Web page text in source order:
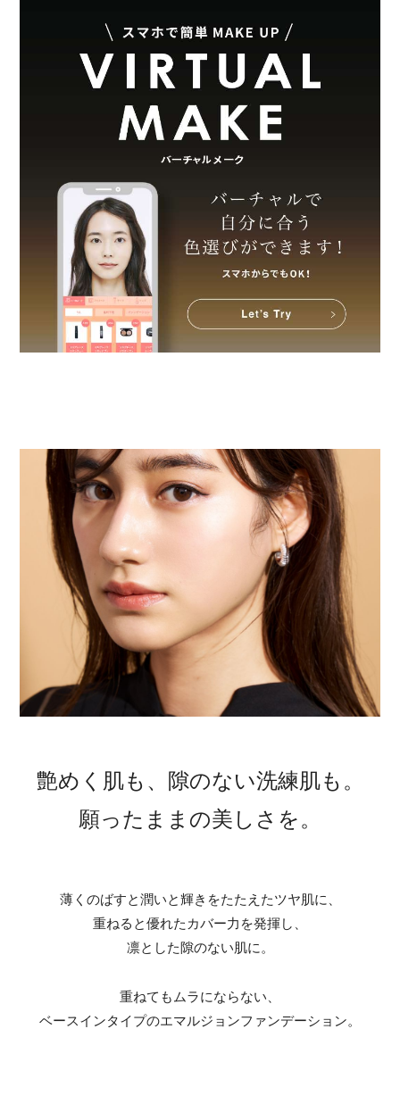
艶めく肌も、 隙のない洗練肌も。
願ったままの美しさを。
薄くのばすと潤いと輝きをたたえたツヤ肌に、
重ねると優れたカバー力を発揮し、
凛とした隙のない肌に。
重ねてもムラにならない、
ベースインタイプのエマルジョンファンデーション。